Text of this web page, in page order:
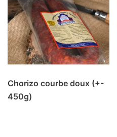
Chorizo courbe doux (+-
450g)